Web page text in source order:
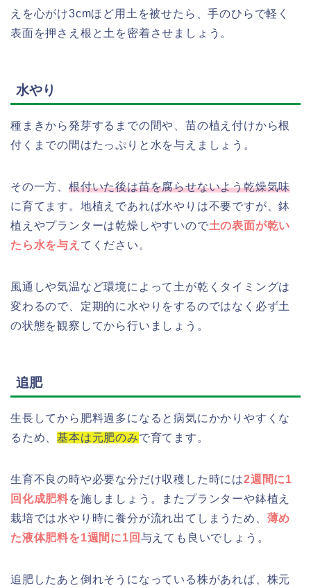
えを心がけ3cmほど用土を被せたら、手のひらで軽く
表面を押さえ根と土を密着させましょう。
水やり
種まきから発芽するまでの間や、苗の植え付けから根
付くまでの間はたっぷりと水を与えましょう。
その一方、 根付いた後は苗を腐らせないよう乾燥気味
に育てます。地植えであれば水やりは不要ですが、鉢
植えやプランターは乾燥しやすいので土の表面が乾い
たら水を与え てください。
風通しや気温など環境によって土が乾くタイミングは
変わるので、定期的に水やりをするのではなく必ず土
の状態を観察してから行いましょう。
追肥
生長してから肥料過多になると病気にかかりやすくな
るため、基本は元肥のみで育てます。
生育不良の時や必要な分だけ収穫した時には2週間に1
回化成肥料を施しましょう。またプランターや鉢植え
栽培では水やり時に養分が流れ出てしまうため、 薄め
た液体肥料を1週間に1回 与えても良いでしょう。
追肥したあと倒れそうになっている株があれば、株元